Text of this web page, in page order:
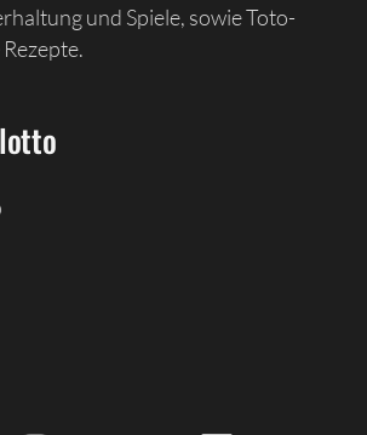
und Spiele, sowie Toto-